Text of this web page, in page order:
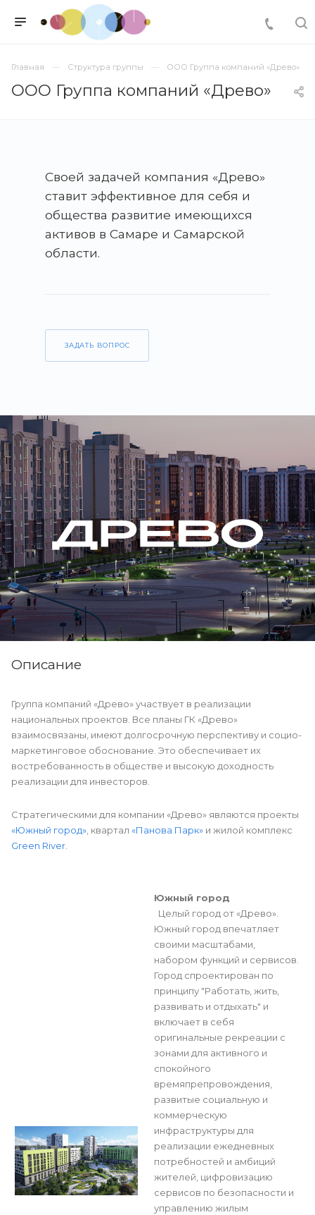
Главная Структура группы ООО Группа компаний «Древо»
ООО Группа компаний «Древо»
Своей задачей компания «Древо»
ставит эффективное для себя и
общества развитие имеющихся
активов в Самаре и Самарской
области.
ЗАДАТЬ ВОПРОС
Описание
Группа компаний «Древо» участвует в реализации
национальных проектов. Все планы ГК «Древо»
взаимосвязаны, имеют долгосрочную перспективу и социо-
маркетинговое обоснование. Это обеспечивает их
востребованность в обществе и высокую доходность
реализации для инвесторов.
Стратегическими для компании «Древо» являются проекты
«Южный город» , квартал «Панова Парк» и жилой комплекс
Green River
Южный город
Целый город от «Древо».
Южный город впечатляет
своими масштабами,
набором функций и сервисов.
Город спроектирован по
принципу "Работать, жить,
развивать и отдыхать" и
включает в себя
оригинальные рекреации с
зонами для активного и
спокойного
времяпрепровождения,
развитые социальную и
коммерческую
инфраструктуры для
реализации ежедневных
потребностей и амбиций
жителей, цифровизацию
сервисов по безопасности и
управлению жилым